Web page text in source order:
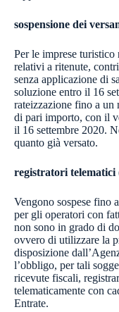
sospensione dei
Per le imprese turistico
relativi a ritenute,
senza applicazione di
soluzione entro il 16
rateizzazione fino a un
di pari importo, con il
il 16 settembre 2020.
quanto già versato.
registratori telematici
Vengono sospese fino
per gli operatori con
non sono in grado di
ovvero di utilizzare la
disposizione
l’obbligo, per tali
ricevute fiscali,
telematicamente con
Entrate.